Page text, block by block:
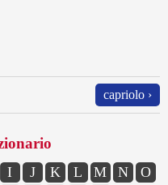
capriolo ›
I J K L M N
O